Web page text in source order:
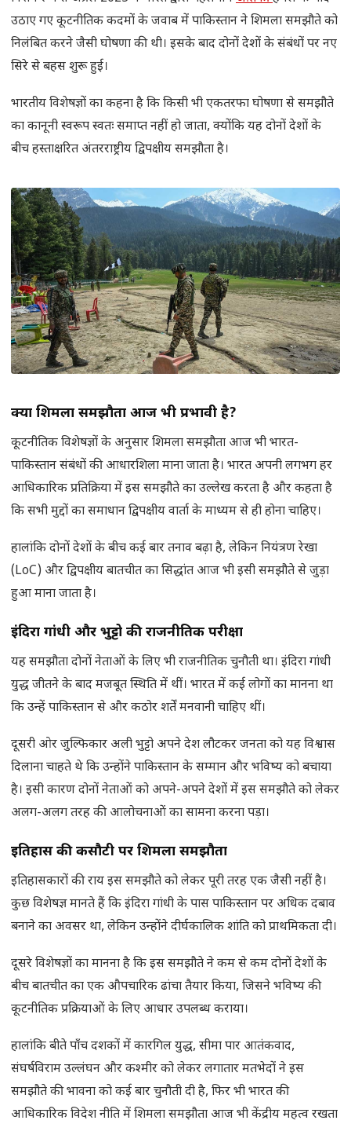
उठाए गए कूटनीतिक कदमों के जवाब में पाकिस्तान ने शिमला समझौते को
निलंबित करने जैसी घोषणा की थी। इसके बाद दोनों देशों के संबंधों पर नए
सिरे से बहस शुरू हुई।
भारतीय विशेषज्ञों का कहना है कि किसी भी एकतरफा घोषणा से समझौते
का कानूनी स्वरूप स्वतः समाप्त नहीं हो जाता, क्योंकि यह दोनों देशों के
बीच हस्ताक्षरित अंतरराष्ट्रीय द्विपक्षीय समझौता है।
क्या शिमला समझौता आज भी प्रभावी है?
कूटनीतिक विशेषज्ञों के अनुसार शिमला समझौता आज भी भारत-
पाकिस्तान संबंधों की आधारशिला माना जाता है। भारत अपनी लगभग हर
आधिकारिक प्रतिक्रिया में इस समझौते का उल्लेख करता है और कहता है
कि सभी मुद्दों का समाधान द्विपक्षीय वार्ता के माध्यम से ही होना चाहिए।
हालांकि दोनों देशों के बीच कई बार तनाव बढ़ा है, लेकिन नियंत्रण रेखा
(LoC) और द्विपक्षीय बातचीत का सिद्धांत आज भी इसी समझौते से जुड़ा
हुआ माना जाता है।
इंदिरा गांधी और भुट्टो की राजनीतिक परीक्षा
यह समझौता दोनों नेताओं के लिए भी राजनीतिक चुनौती था। इंदिरा गांधी
युद्ध जीतने के बाद मजबूत स्थिति में थीं। भारत में कई लोगों का मानना था
कि उन्हें पाकिस्तान से और कठोर शर्तें मनवानी चाहिए थीं।
दूसरी ओर जुल्फिकार अली भुट्टो अपने देश लौटकर जनता को यह विश्वास
दिलाना चाहते थे कि उन्होंने पाकिस्तान के सम्मान और भविष्य को बचाया
है। इसी कारण दोनों नेताओं को अपने-अपने देशों में इस समझौते को लेकर
अलग-अलग तरह की आलोचनाओं का सामना करना पड़ा।
इतिहास की कसौटी पर शिमला समझौता
इतिहासकारों की राय इस समझौते को लेकर पूरी तरह एक जैसी नहीं है।
कुछ विशेषज्ञ मानते हैं कि इंदिरा गांधी के पास पाकिस्तान पर अधिक दबाव
बनाने का अवसर था, लेकिन उन्होंने दीर्घकालिक शांति को प्राथमिकता दी।
दूसरे विशेषज्ञों का मानना है कि इस समझौते ने कम से कम दोनों देशों के
बीच बातचीत का एक औपचारिक ढांचा तैयार किया, जिसने भविष्य की
कूटनीतिक प्रक्रियाओं के लिए आधार उपलब्ध कराया।
हालांकि बीते पाँच दशकों में कारगिल युद्ध, सीमा पार आतंकवाद,
संघर्षविराम उल्लंघन और कश्मीर को लेकर लगातार मतभेदों ने इस
समझौते की भावना को कई बार चुनौती दी है, फिर भी भारत की
आधिकारिक विदेश नीति में शिमला समझौता आज भी केंद्रीय महत्व रखता